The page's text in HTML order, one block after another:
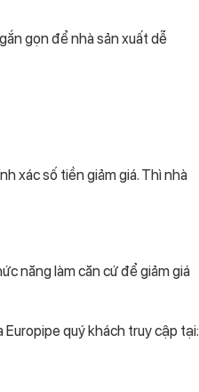
gọn để nhà sản xuất dễ
xác số tiền giảm giá. Thì nhà
năng làm căn cứ để giảm giá
quý khách truy cập tại: